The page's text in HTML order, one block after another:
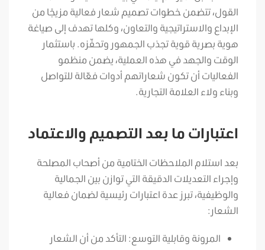
القول، تتضمن خطوات تصميم شعار فعالية مزيجًا من
الإبداع والاستراتيجية والتعاون، وكلها تهدف إلى صياغة
هوية بصرية قوية تجذب الجمهور وتحفّزه. باستثمار
الوقت والجهد في هذه العملية، يضمن منظمو
الفعاليات أن تكون شعاراتهم أدوات فعّالة للتواصل
وبناء ولاء العلامة التجارية.
اعتبارات ما بعد التصميم والاعتماد
بعد استلام الملاحظات الختامية من أصحاب المصلحة
وإجراء التعديلات الدقيقة التي توازن بين الجمالية
والوظيفية، تبرز عدة اعتبارات رئيسية لضمان فعالية
الشعار:
المرونة وقابلية التوسع: التأكد من أن الشعار